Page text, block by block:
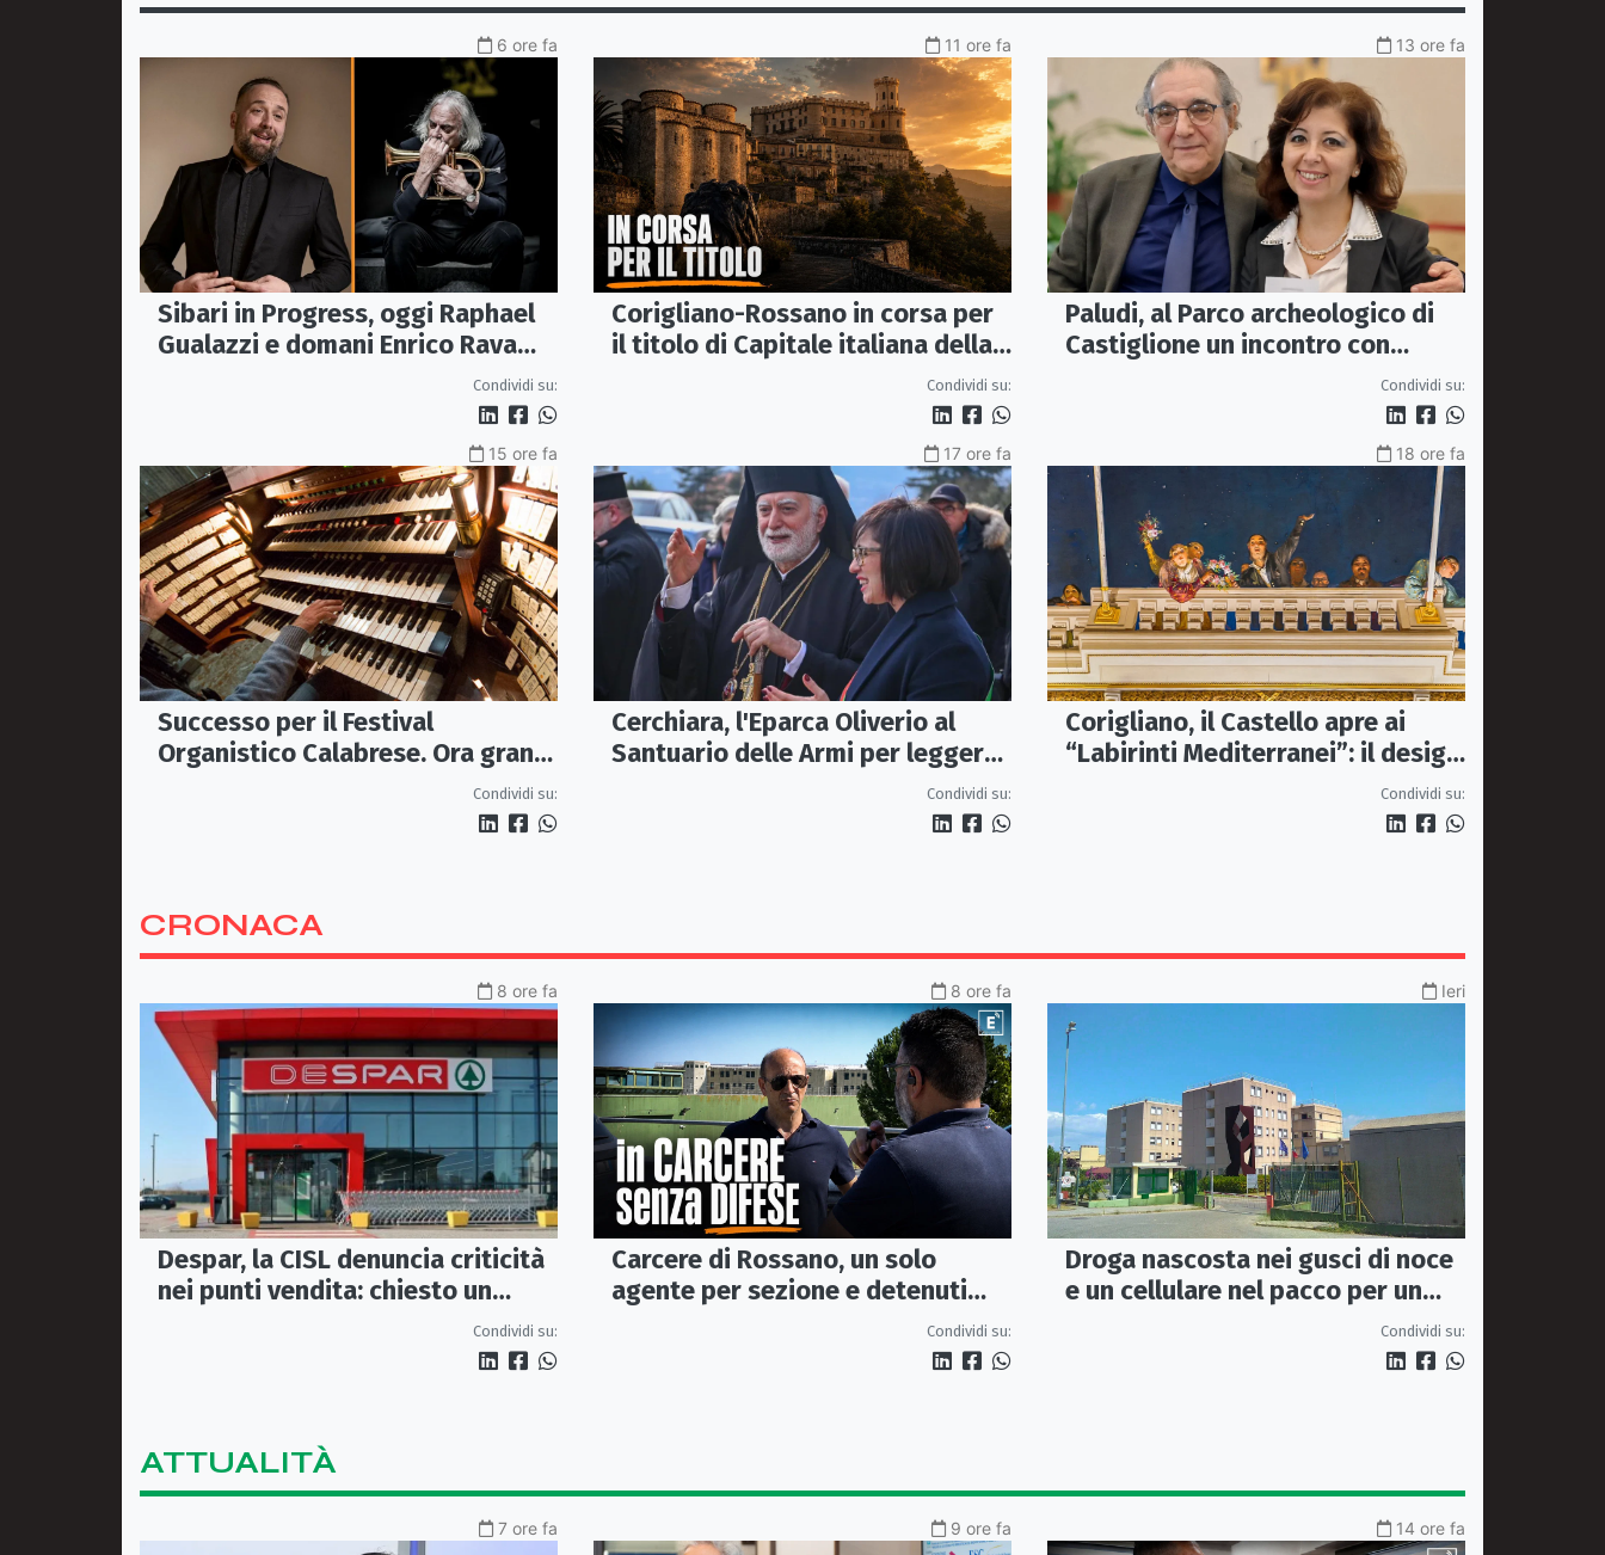
6 ore fa
Sibari in Progress, oggi Raphael
Gualazzi e domani Enrico Rava
protagonisti della rassegna aiCondividi su:
11 ore fa
Corigliano-Rossano in corsa per
il titolo di Capitale italiana della
Condividi su:
13 ore fa
Paludi, al Parco archeologico di
Castiglione un incontro con
Pierfranco Bruni dedicato a San
Condividi su:
15 ore fa
Successo per il Festival
Organistico Calabrese. Ora gran
Condividi su:
17 ore fa
Cerchiara, l'Eparca Oliverio al
Santuario delle Armi per leggere
Condividi su:
18 ore fa
Corigliano, il Castello apre ai
“Labirinti Mediterranei”: il design
incontra memoria e tradizioneCondividi su:
CRONACA
8 ore fa
Despar, la CISL denuncia criticità
nei punti vendita: chiesto un
Condividi su:
8 ore fa
Carcere di Rossano, un solo
agente per sezione e detenuti
psichiatrici senza cure: «La
sicurezza è venuta meno» |
Condividi su:
Ieri
Droga nascosta nei gusci di noce
e un cellulare nel pacco per un
detenuto: sequestro nel carcere
Condividi su:
ATTUALITÀ
7 ore fa 9 ore fa 14 ore fa